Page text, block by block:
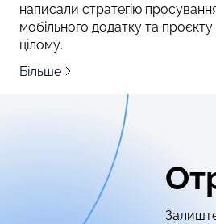
написали стратегію
мобільного додатку та проєкту
цілому.
Більше